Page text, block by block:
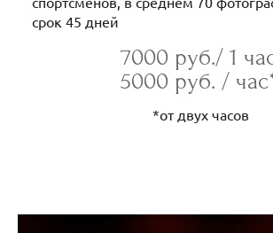
срок 45 дней
7000 руб./ 1
5000 руб. /
*от двух часов